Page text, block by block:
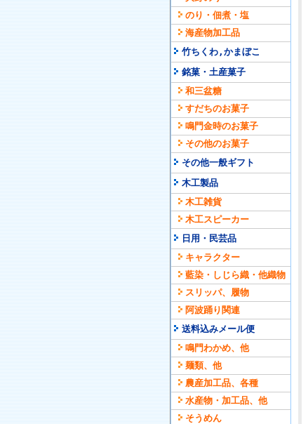
のり・佃煮・塩
海産物加工品
竹ちくわ,かまぼこ
銘菓・土産菓子
和三盆糖
すだちのお菓子
鳴門金時のお菓子
その他のお菓子
その他一般ギフト
木工製品
木工雑貨
木工スピーカー
日用・民芸品
キャラクター
藍染・しじら織・他織物
スリッパ、履物
阿波踊り関連
送料込みメール便
鳴門わかめ、他
麺類、他
農産加工品、各種
水産物・加工品、他
そうめん